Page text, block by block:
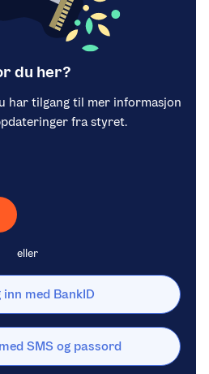
du her?
har tilgang til mer informasjon
fra styret.
eller
inn med BankID
SMS og passord